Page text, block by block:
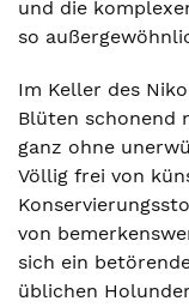
und die
so
Im Keller des
Blüten schonend
ganz ohne
Völlig frei von
von
sich ein
üblichen